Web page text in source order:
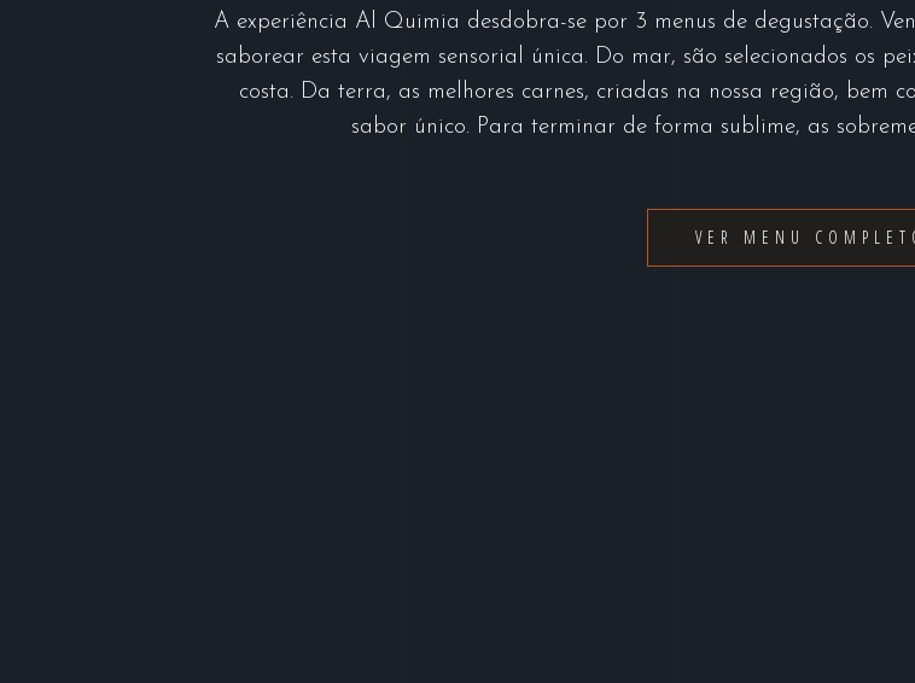
A experiência Al Quimia desdobra-se por 3 menus de degustação.
saborear esta viagem sensorial única. Do mar, são selecionados os
costa. Da terra, as melhores carnes, criadas na nossa região, bem
sabor único. Para terminar de forma sublime, as
VER MENU